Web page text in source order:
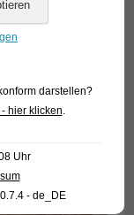
darstellen?
hier klicken.
Uhr
- de_DE